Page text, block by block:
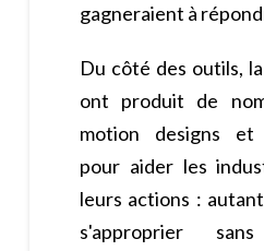
gagneraient à
Du côté des outils,
ont produit de
motion designs et
pour aider les
leurs actions :
s'approprier